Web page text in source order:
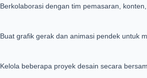
Berkolaborasi dengan tim pemasaran,
Buat grafik gerak dan animasi pendek untuk
Kelola beberapa proyek desain secara